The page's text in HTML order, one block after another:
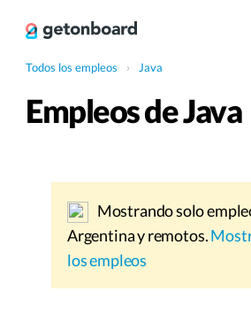
Todos los empleos › Java
Empleos de Java
Mostrando solo
Argentina y remotos.
los empleos